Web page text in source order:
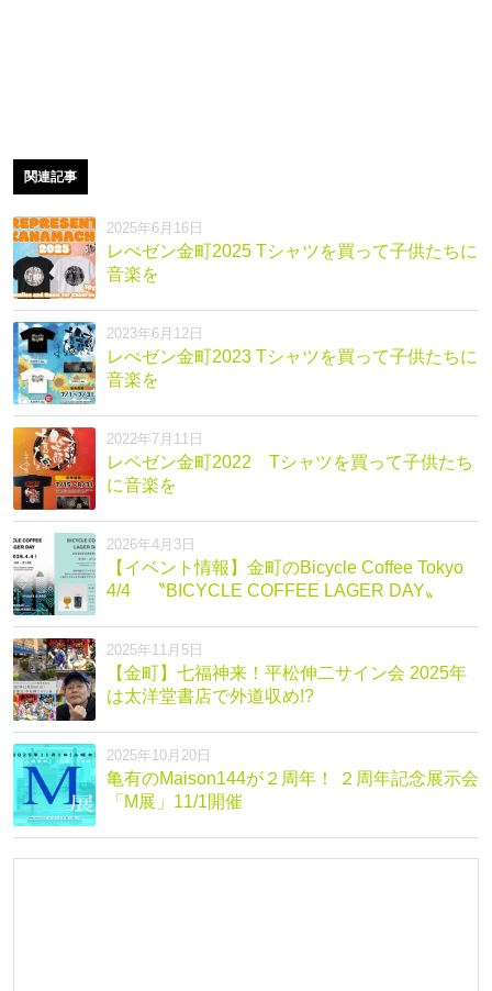
関連記事
2025年6月16日
レぺゼン金町2025 Tシャツを買って子供たちに
音楽を
2023年6月12日
レぺゼン金町2023 Tシャツを買って子供たちに
音楽を
2022年7月11日
レペゼン金町2022 Tシャツを買って子供たち
に音楽を
2026年4月3日
【イベント情報】金町のBicycle Coffee Tokyo
4/4 〝BICYCLE COFFEE LAGER DAY〟
2025年11月5日
【金町】七福神来！平松伸二サイン会 2025年
は太洋堂書店で外道収め!?
2025年10月20日
亀有のMaison144が２周年！ ２周年記念展示会
「M展」11/1開催